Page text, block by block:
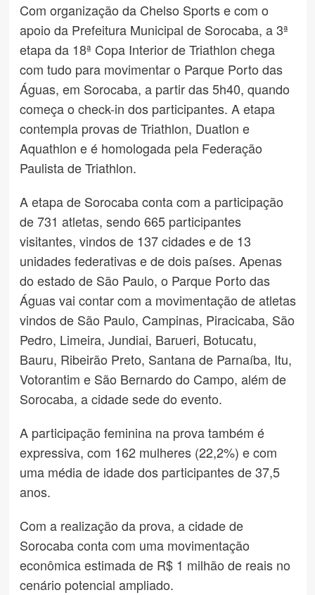
Com organização da Chelso Sports e com o
apoio da Prefeitura Municipal de Sorocaba, a 3ª
etapa da 18ª Copa Interior de Triathlon chega
com tudo para movimentar o Parque Porto das
Águas, em Sorocaba, a partir das 5h40, quando
começa o check-in dos participantes. A etapa
contempla provas de Triathlon, Duatlon e
Aquathlon e é homologada pela Federação
Paulista de Triathlon.
A etapa de Sorocaba conta com a participação
de 731 atletas, sendo 665 participantes
visitantes, vindos de 137 cidades e de 13
unidades federativas e de dois países. Apenas
do estado de São Paulo, o Parque Porto das
Águas vai contar com a movimentação de atletas
vindos de São Paulo, Campinas, Piracicaba, São
Pedro, Limeira, Jundiai, Barueri, Botucatu,
Bauru, Ribeirão Preto, Santana de Parnaíba, Itu,
Votorantim e São Bernardo do Campo, além de
Sorocaba, a cidade sede do evento.
A participação feminina na prova também é
expressiva, com 162 mulheres (22,2%) e com
uma média de idade dos participantes de 37,5
anos.
Com a realização da prova, a cidade de
Sorocaba conta com uma movimentação
econômica estimada de R$ 1 milhão de reais no
cenário potencial ampliado.